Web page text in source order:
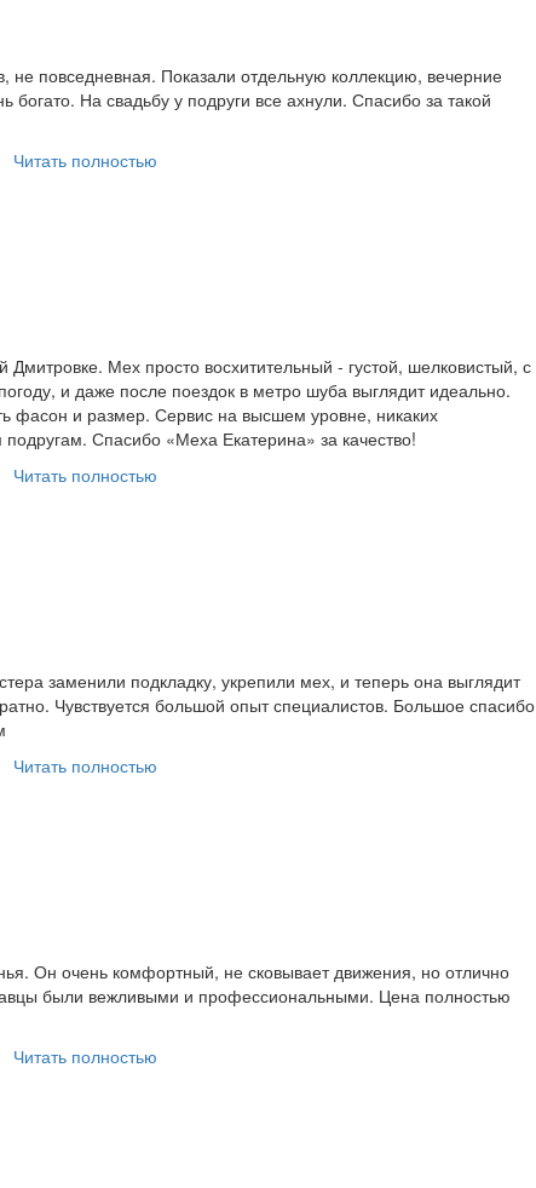
повседневная. Показали отдельную коллекцию, вечерние
На свадьбу у подруги все ахнули. Спасибо за такой
Читать полностью
Мех просто восхитительный - густой, шелковистый, с
и даже после поездок в метро шуба выглядит идеально.
фасон и размер. Сервис на высшем уровне, никаких
Спасибо «Меха Екатерина» за качество!
Читать полностью
заменили подкладку, укрепили мех, и теперь она выглядит
Чувствуется большой опыт специалистов. Большое спасибо
Читать полностью
Он очень комфортный, не сковывает движения, но отлично
были вежливыми и профессиональными. Цена полностью
Читать полностью